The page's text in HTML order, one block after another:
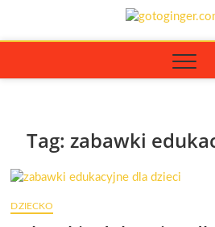
content
Tag:zabawki
DZIECKO